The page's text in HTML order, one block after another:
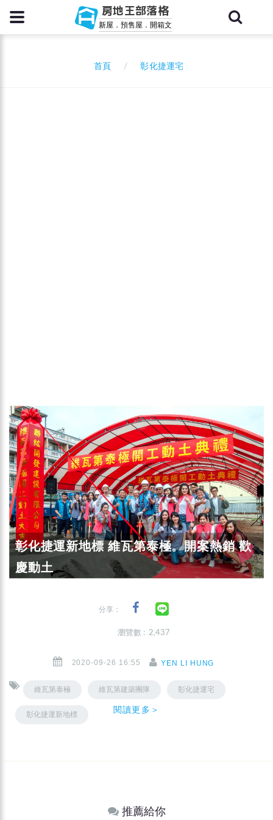
房地王部落格
新屋．預售屋．開箱文
首頁 彰化捷運宅
彰化捷運新地標 維瓦第泰極。開案熱銷 歡
慶動土
分享：
瀏覽數 : 2,437
2020-09-26 16:55 YEN LI HUNG
維瓦第泰極 維瓦第建築團隊 彰化捷運宅
彰化捷運新地標 閱讀更多＞
推薦給你